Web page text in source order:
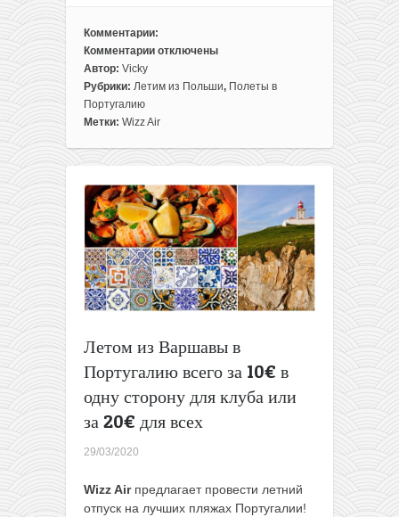
Комментарии:
Комментарии
к
записи
Прямые
летние
в
Португалию
всего
за
29€
в
две
WDC)
отключены
Автор: Vicky
Рубрики: Летим из Польши, Полеты в
Португалию
Метки: Wizz Air
Летом из Варшавы в
Португалию всего за 10€ в
одну сторону для клуба или
за 20€ для всех
29/03/2020
Wizz Airпредлагает провести летний
отпуск на лучших пляжах Португалии!